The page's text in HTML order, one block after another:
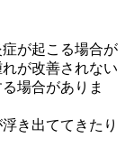
症が起こる場合が
が改善されない
場合がありま
き出ててきたり